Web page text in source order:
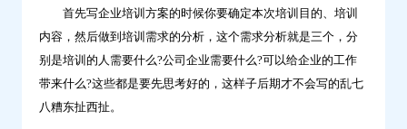
首先写企业培训方案的时候你要确定本次培训目的、培训
内容，然后做到培训需求的分析，这个需求分析就是三个，分
别是培训的人需要什么?公司企业需要什么?可以给企业的工作
带来什么?这些都是要先思考好的，这样子后期才不会写的乱七
八糟东扯西扯。